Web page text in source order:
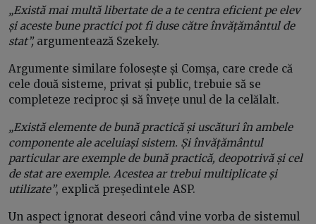
„Există mai multă libertate de a te centra eficient pe elev
și aceste bune practici pot fi duse către învățământul de
stat”, argumentează Szekely.
Argumente similare folosește și Comșa, care crede că
cele două sisteme, privat și public, trebuie să se
completeze reciproc și să învețe unul de la celălalt.
„Există elemente de bună practică și uscături în ambele
componente ale aceluiași sistem. Și învățământul
particular are exemple de bună practică, deopotrivă și cel
de stat are exemple. Acestea ar trebui multiplicate și
utilizate”, explică președintele ASP.
Un aspect ignorat deseori când vine vorba de sistemul